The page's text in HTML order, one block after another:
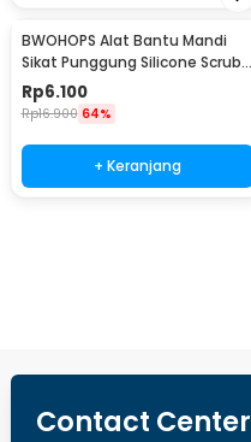
BWOHOPS Alat Bantu Mandi
Sikat Punggung Silicone Scrub
Brush 60cm - BW60
Rp6.100
Rp16.900 64%
+ Keranjang
Contact Center